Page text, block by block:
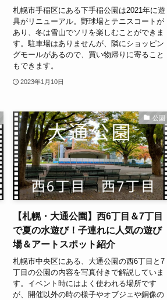
札幌市手稲区にある下手稲公園は2021年に遊
具がリニューアル。野球場とテニスコートが
あり、冬は雪山でソリを楽しむことができま
す。駐車場はありませんが、隣にショッピン
グモールがあるので、買い物帰りに寄ること
もできます。
2023年1月10日
公園
【札幌・大通公園】西6丁目＆7丁目
で夏の水遊び！子連れに人気の遊び
場＆アートスポット紹介
札幌市中央区にある、大通公園の西6丁目と7
丁目の公園の内容を写真付きで解説していま
す。イベント時にはよく使われる場所です
が、開催以外の時の様子やオブジェや銅像の